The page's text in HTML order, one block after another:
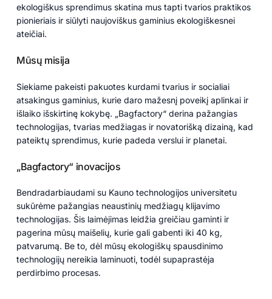
ekologiškus sprendimus skatina mus tapti tvarios praktikos
pionieriais ir siūlyti naujoviškus gaminius ekologiškesnei
ateičiai.
Mūsų misija
Siekiame pakeisti pakuotes kurdami tvarius ir socialiai
atsakingus gaminius, kurie daro mažesnį poveikį aplinkai ir
išlaiko išskirtinę kokybę. „Bagfactory“ derina pažangias
technologijas, tvarias medžiagas ir novatorišką dizainą, kad
pateiktų sprendimus, kurie padeda verslui ir planetai.
„Bagfactory“ inovacijos
Bendradarbiaudami su Kauno technologijos universitetu
sukūrėme pažangias neaustinių medžiagų klijavimo
technologijas. Šis laimėjimas leidžia greičiau gaminti ir
pagerina mūsų maišelių, kurie gali gabenti iki 40 kg,
patvarumą. Be to, dėl mūsų ekologiškų spausdinimo
technologijų nereikia laminuoti, todėl supaprastėja
perdirbimo procesas.